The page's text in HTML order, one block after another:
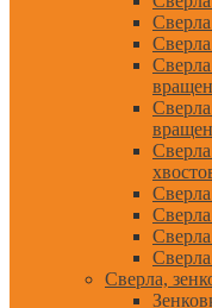
Сверла,